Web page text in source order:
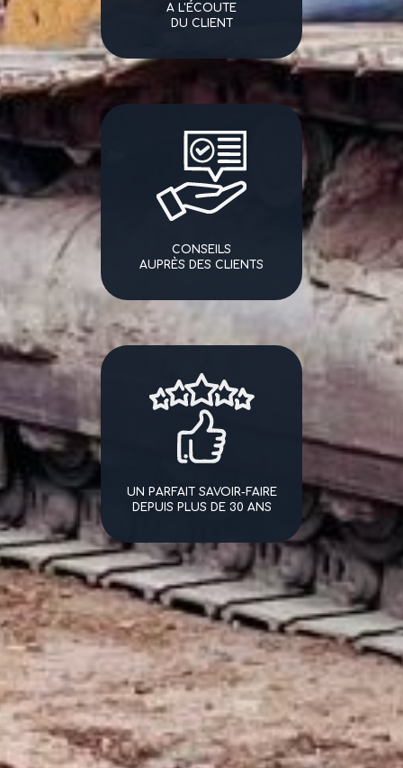
A L'ÉCOUTE
DU CLIENT
CONSEILS
AUPRÈS DES CLIENTS
UN PARFAIT SAVOIR-FAIRE
DEPUIS PLUS DE 30 ANS